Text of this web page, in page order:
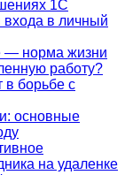
1С
входа в личный
— норма жизни
работу?
в борьбе с
основные
на удаленке